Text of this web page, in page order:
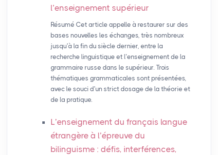
l’enseignement supérieur
Résumé Cet article appelle à restaurer sur des
bases nouvelles les échanges, très nombreux
jusqu’à la fin du siècle dernier, entre la
recherche linguistique et l’enseignement de la
grammaire russe dans le supérieur. Trois
thématiques grammaticales sont présentées,
avec le souci d’un strict dosage de la théorie et
de la pratique.
L’enseignement du français langue
étrangère à l’épreuve du
bilinguisme : défis, interférences,